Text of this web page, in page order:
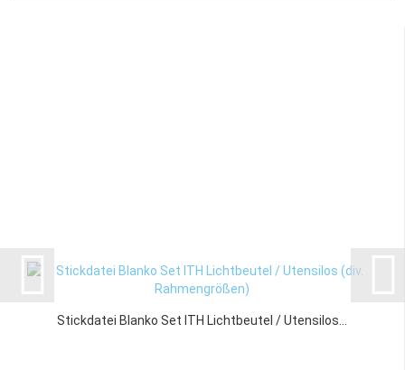
Stickdatei Blanko Set ITH Lichtbeutel / Utensilos...